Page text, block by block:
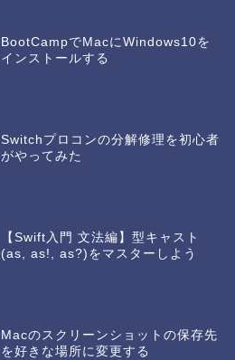
BootCampでMacにWindows10を
インストールする
Switchプロコンの分解修理を初心者
がやってみた
【Swift入門 文法編】型キャスト
(as, as!, as?)をマスターしよう
Macのスクリーンショットの保存先
を好きな場所に変更する